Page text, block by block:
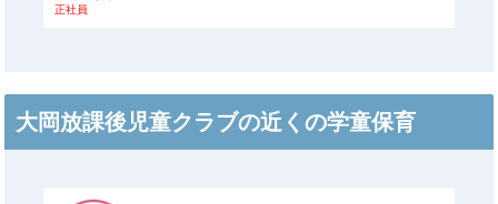
正社員
大岡放課後児童クラブの近くの学童保育